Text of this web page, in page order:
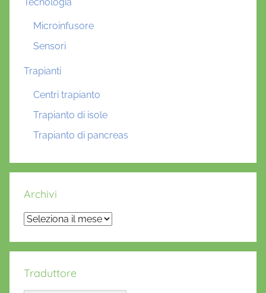
Tecnologia
Microinfusore
Sensori
Trapianti
Centri trapianto
Trapianto di isole
Trapianto di pancreas
Archivi
Archivi
Traduttore